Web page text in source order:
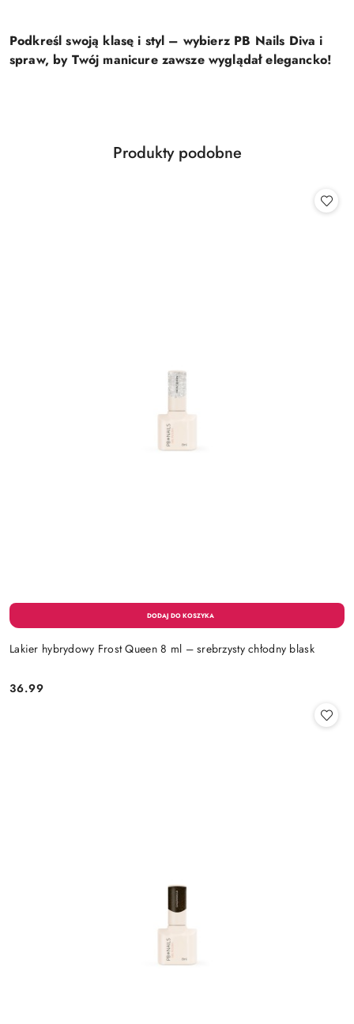
Podkreśl swoją klasę i styl – wybierz PB Nails Diva i
spraw, by Twój manicure zawsze wyglądał elegancko!
Pomiń karuzelę produktów
Produkty
Produkty podobne
Lakier hybrydowy Frost Queen 8 ml – srebrzysty chłodny blask
Cena:
36.99